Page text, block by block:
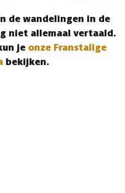
de wandelingen in de
niet allemaal vertaald.
je onze Franstalige
bekijken.